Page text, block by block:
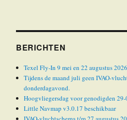
BERICHTEN
Texel Fly-In 9 mei en 22 augustus 2026
Tijdens de maand juli geen IVAO-
donderdagavond.
Hoogvliegersdag voor genodigden
Little Navmap v3.0.17 beschikbaar